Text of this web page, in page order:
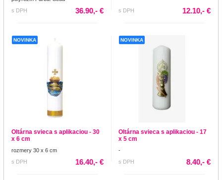
s DPH
36.90,- € s DPH 12.10,- €
NOVINKA
Oltárna svieca s aplikaciou - 30
x 6 cm
rozmery 30 x 6 cm
s DPH
16.40,- €
NOVINKA
Oltárna svieca s aplikaciou - 17
x 5 cm
-
s DPH
8.40,- €